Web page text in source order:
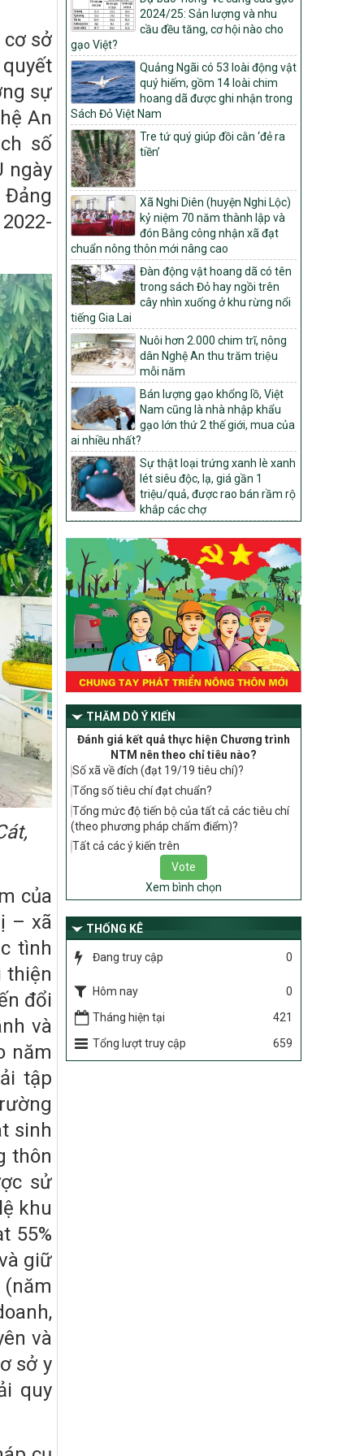
sở
sự
An
số
ngày
Đảng
của
– xã
tình
thiện
đổi
và
năm
tập
sinh
thôn
sử
khu
55%
giữ
(năm
và
sở y
quy
Quyết định số: 26/2026/QĐ-TTg
Quyết định ban hành Bộ tiêu chí và quy
trình đánh giá, phân hạng sản phẩm Mỗi
xã một sản phẩm
số: 19/2026/QĐ-TTg
Quy định điều kiện, trình tự, thủ tục, hồ sơ
xét, công nhận, công bố và thu hồi quyết
định công nhận xã đạt chuẩn nông thôn
mới, xã đạt nông thôn mới hiện đại và
tỉnh, thành phố hoàn thành nhiệm vụ xây
dựng nông thôn mới giai đoạn 2026 –
2030
Quyết định số 16/2026/QĐ-TTg
Quy định nguyên tắc, tiêu chí, định mức
phân bổ ngân sách trung ương và tỉ lệ
vốn đối ứng ngân sách của địa phương
thực hiện Chương trình mục tiêu quốc gia
xây dựng nông thôn mới, giảm nghèo
bền vững và phát triển kinh tế – xã hội
vùng đồng bào dân tộc thiểu số và miền
núi giai đoạn 2026 – 2030
1451/QĐ-UBND
Phê duyệt danh sách các xã thuộc nhóm
1, nhóm 2, nhóm 3 trong xây dựng nông
thôn mới giai đoạn 2026-2030 trên địa
bàn tỉnh Nghệ An
103/PTNT-NTM
Về việc đăng ký thực hiện Dự án liên kết
theo chuỗi giá trị thuộc Dự án 2 –
Chương trình Mục tiêu quốc gia Giảm
nghèo bền vững giai đoạn 2021-2025
827/QĐ-BNNMT
Quyết định Ban hành Kế hoạch triển khai
thực hiện Chương trình mục tiêu quốc gia
xây dựng nông thôn mới, giảm nghèo
bền vững và phát triển kinh tế – xã hội
vùng đồng bào dân tộc thiểu số và miền
núi giai đoạn 2026-2035, giai đoạn I: Từ
năm 2026 đến năm 2030
14/2026/TT-BNNMT
Hướng dẫn thực hiện một số nội dung
tiêu chí, điều kiện thuộc Bộ tiêu chí quốc
gia về nông thôn mới giai đoạn 2026 –
2030 thuộc phạm vi quản lý nhà nước
của Bộ Nông nghiệp và Môi trường
417/QĐ-BNNMT
Phê duyệt Chương trình mục tiêu quốc
gia xây dựng nông thôn mới, giảm nghèo
bền vững và phát triển kinh tế – xã hội
vùng đồng bào dân tộc thiểu số và miền
núi giai đoạn 2026-2035, giai đoạn I: Từ
năm 2026 đến năm 2030
Nghị quyết số 08/2026/NQ-HĐND
Quy định nguyên tắc, tiêu chí, định mức
phân bổ ngân sách trung ương thực hiện
Chương trình mục tiêu quốc gia xây dựng
nông thôn mới, giảm nghèo bền vững và
phát triển kinh tế – xã hội vùng đồng bào
dân tộc thiểu số và miền núi giai đoạn
2026 – 2030 trên địa bàn tỉnh Nghệ An
Chỉ Thị số 22-CT/TU
2024/25: Sản lượng và nhu
cầu đều tăng, cơ hội nào cho
gạo Việt?
Quảng Ngãi có 53 loài động vật
quý hiếm, gồm 14 loài chim
hoang dã được ghi nhận trong
Sách Đỏ Việt Nam
Tre tứ quý giúp đồi cằn ‘đẻ ra
tiền’
Xã Nghi Diên (huyện Nghi Lộc)
kỷ niệm 70 năm thành lập và
đón Bằng công nhận xã đạt
chuẩn nông thôn mới nâng cao
Đàn động vật hoang dã có tên
trong sách Đỏ hay ngồi trên
cây nhìn xuống ở khu rừng nổi
tiếng Gia Lai
Nuôi hơn 2.000 chim trĩ, nông
dân Nghệ An thu trăm triệu
mỗi năm
Bán lượng gạo khổng lồ, Việt
Nam cũng là nhà nhập khẩu
gạo lớn thứ 2 thế giới, mua của
ai nhiều nhất?
Sự thật loại trứng xanh lè xanh
lét siêu độc, lạ, giá gần 1
triệu/quả, được rao bán rầm rộ
khắp các chợ
THĂM DÒ Ý KIẾN
Đánh giá kết quả thực hiện Chương trình
NTM nên theo chỉ tiêu nào?
Số xã về đích (đạt 19/19 tiêu chí)?
Tổng số tiêu chí đạt chuẩn?
Tổng mức độ tiến bộ của tất cả các tiêu chí
(theo phương pháp chấm điểm)?
Tất cả các ý kiến trên
Xem bình chọn
THỐNG KÊ
Đang truy cập 0
Hôm nay
0
Tháng hiện tại
421
Tổng lượt truy cập
659